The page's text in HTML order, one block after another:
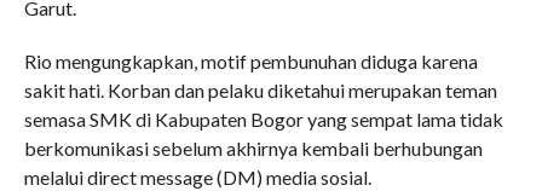
Garut.
Rio mengungkapkan, motif pembunuhan diduga karena
sakit hati. Korban dan pelaku diketahui merupakan teman
semasa SMK di Kabupaten Bogor yang sempat lama tidak
berkomunikasi sebelum akhirnya kembali berhubungan
melalui direct message (DM) media sosial.